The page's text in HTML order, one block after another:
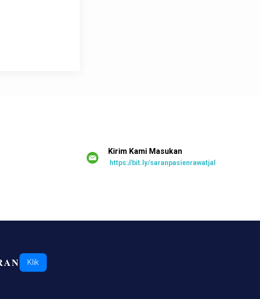
Kirim Kami Masukan
https://bit.ly/saranpasienrawatjalan
Klik